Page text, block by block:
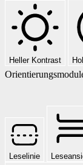
Heller Kontrast
Leselinie